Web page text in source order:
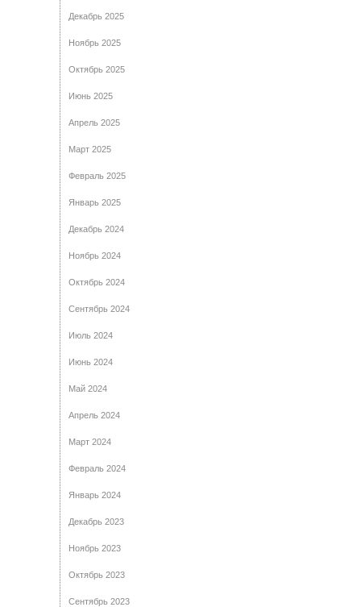
Декабрь 2025
Ноябрь 2025
Октябрь 2025
Июнь 2025
Апрель 2025
Март 2025
Февраль 2025
Январь 2025
Декабрь 2024
Ноябрь 2024
Октябрь 2024
Сентябрь 2024
Июль 2024
Июнь 2024
Май 2024
Апрель 2024
Март 2024
Февраль 2024
Январь 2024
Декабрь 2023
Ноябрь 2023
Октябрь 2023
Сентябрь 2023